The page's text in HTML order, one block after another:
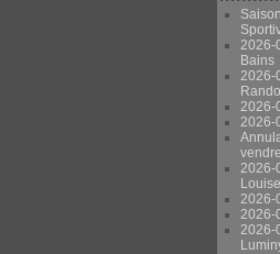
2026-
Bains
2026-
2026-
2026-
2026-
2026-
2026-
2026-